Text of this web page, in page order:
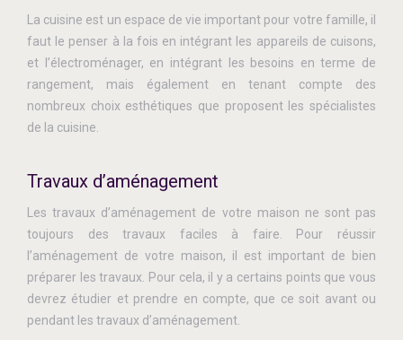
La cuisine est un espace de vie important pour votre famille, il
faut le penser à la fois en intégrant les appareils de cuisons,
et l’électroménager, en intégrant les besoins en terme de
rangement, mais également en tenant compte des
nombreux choix esthétiques que proposent les spécialistes
de la cuisine.
Travaux d’aménagement
Les travaux d’aménagement de votre maison ne sont pas
toujours des travaux faciles à faire. Pour réussir
l’aménagement de votre maison, il est important de bien
préparer les travaux. Pour cela, il y a certains points que vous
devrez étudier et prendre en compte, que ce soit avant ou
pendant les travaux d’aménagement.